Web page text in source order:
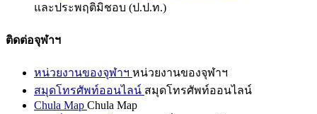
และประพฤติมิชอบ (ป.ป.ท.)
ติดต่อจุฬาฯ
หน่วยงานของจุฬาฯ หน่วยงานของจุฬาฯ
สมุดโทรศัพท์ออนไลน์ สมุดโทรศัพท์ออนไลน์
Chula Map Chula Map